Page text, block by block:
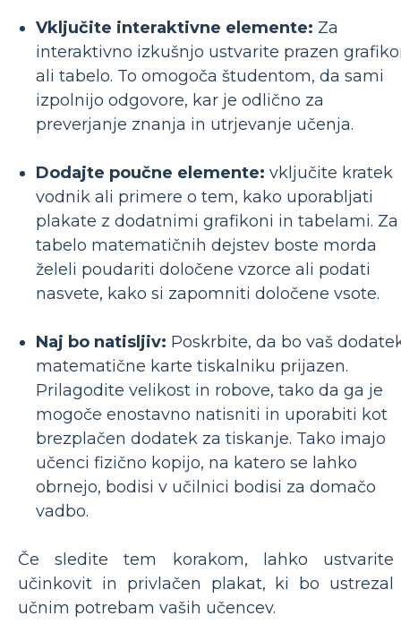
Vključite interaktivne elemente: Za
interaktivno izkušnjo ustvarite prazen
ali tabelo. To omogoča študentom, da sami
izpolnijo odgovore, kar je odlično za
preverjanje znanja in utrjevanje učenja.
Dodajte poučne elemente: vključite kratek
vodnik ali primere o tem, kako uporabljati
plakate z dodatnimi grafikoni in tabelami. Za
tabelo matematičnih dejstev boste morda
želeli poudariti določene vzorce ali podati
nasvete, kako si zapomniti določene vsote.
Naj bo natisljiv: Poskrbite, da bo vaš
matematične karte tiskalniku prijazen.
Prilagodite velikost in robove, tako da ga je
mogoče enostavno natisniti in uporabiti kot
brezplačen dodatek za tiskanje. Tako imajo
učenci fizično kopijo, na katero se lahko
obrnejo, bodisi v učilnici bodisi za domačo
vadbo.
Če sledite tem korakom, lahko ustvarite
učinkovit in privlačen plakat, ki bo ustrezal
učnim potrebam vaših učencev.